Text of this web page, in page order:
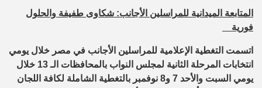
المتابعة الميدانية للمراسلين الأجانب: شكاوى طفيفة والحلول
فورية
اتسمت التغطية الإعلامية للمراسلين الأجانب في مصر خلال يومي
انتخابات المرحلة الثانية لمجلس النواب بالمحافظات الـ 13 خلال
يومي السبت والأحد 7 و8 نوفمبر بالتغطية الشاملة لكافة اللجان